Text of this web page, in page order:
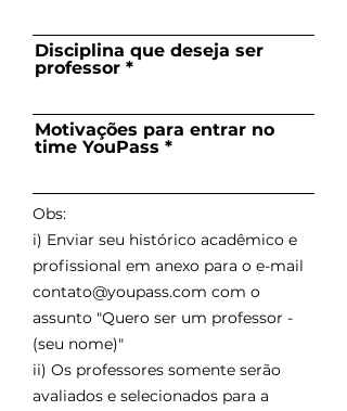
Disciplina que deseja ser
professor
Motivações para entrar no
time YouPass
Obs:
i) Enviar seu histórico acadêmico e
profissional em anexo para o e-mail
contato@youpass.com com o
assunto "Quero ser um professor -
(seu nome)"
ii) Os professores somente serão
avaliados e selecionados para a